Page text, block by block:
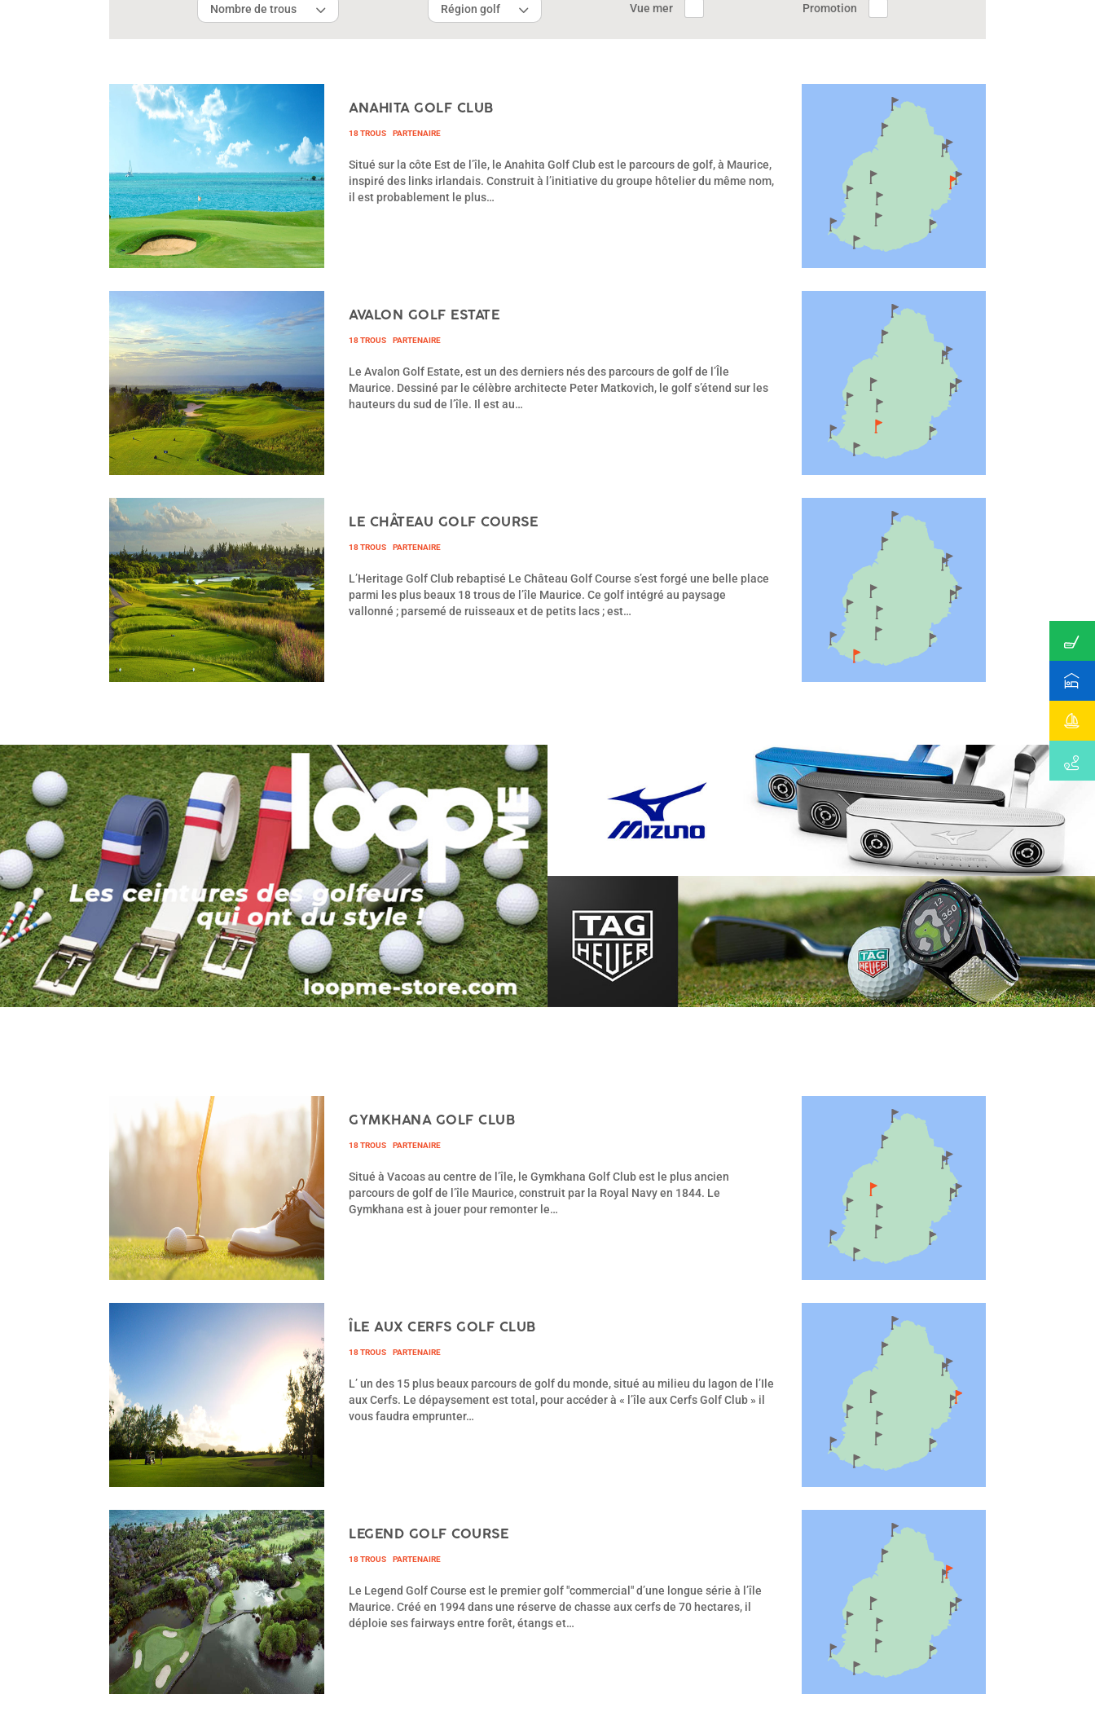
Nombre de trous Région golf Vue mer Promotion
ANAHITA GOLF CLUB
18 TROUS PARTENAIRE
Situé sur la côte Est de l’île, le Anahita Golf Club est le parcours de golf, à Maurice,
inspiré des links irlandais. Construit à l’initiative du groupe hôtelier du même nom,
il est probablement le plus…
AVALON GOLF ESTATE
18 TROUS PARTENAIRE
Le Avalon Golf Estate, est un des derniers nés des parcours de golf de l’Île
Maurice. Dessiné par le célèbre architecte Peter Matkovich, le golf s’étend sur les
hauteurs du sud de l’île. Il est au…
LE CHÂTEAU GOLF COURSE
18 TROUS PARTENAIRE
L’Heritage Golf Club rebaptisé Le Château Golf Course s’est forgé une belle place
parmi les plus beaux 18 trous de l’île Maurice. Ce golf intégré au paysage
vallonné ; parsemé de ruisseaux et de petits lacs ; est…
GYMKHANA GOLF CLUB
18 TROUS PARTENAIRE
Situé à Vacoas au centre de l’île, le Gymkhana Golf Club est le plus ancien
parcours de golf de l’île Maurice, construit par la Royal Navy en 1844. Le
Gymkhana est à jouer pour remonter le…
ÎLE AUX CERFS GOLF CLUB
18 TROUS PARTENAIRE
L’ un des 15 plus beaux parcours de golf du monde, situé au milieu du lagon de l’Ile
aux Cerfs. Le dépaysement est total, pour accéder à « l’île aux Cerfs Golf Club » il
vous faudra emprunter…
LEGEND GOLF COURSE
18 TROUS PARTENAIRE
Le Legend Golf Course est le premier golf "commercial" d’une longue série à l’île
Maurice. Créé en 1994 dans une réserve de chasse aux cerfs de 70 hectares, il
déploie ses fairways entre forêt, étangs et…